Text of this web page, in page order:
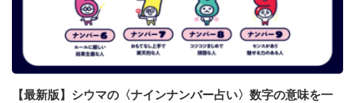
【最新版】シウマの〈ナインナンバー占い〉数字の意味を一